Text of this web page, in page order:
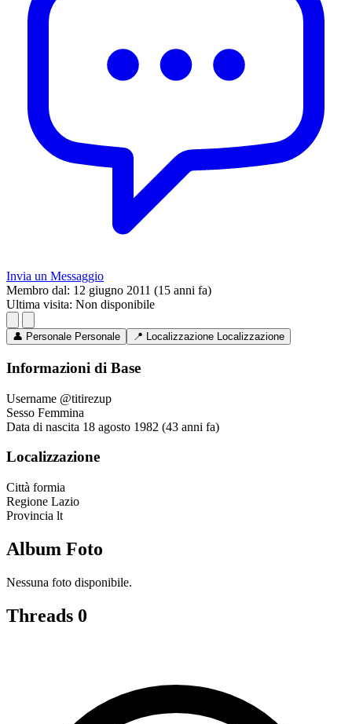
Invia un Messaggio
Membro dal: 12 giugno 2011 (15 anni fa)
Ultima visita: Non disponibile
👤 Personale Personale 📍 Localizzazione Localizzazione
Informazioni di Base
Username @titirezup
Sesso Femmina
Data di nascita 18 agosto 1982 (43 anni fa)
Localizzazione
Città formia
Regione Lazio
Provincia lt
Album Foto
Nessuna foto disponibile.
Threads 0